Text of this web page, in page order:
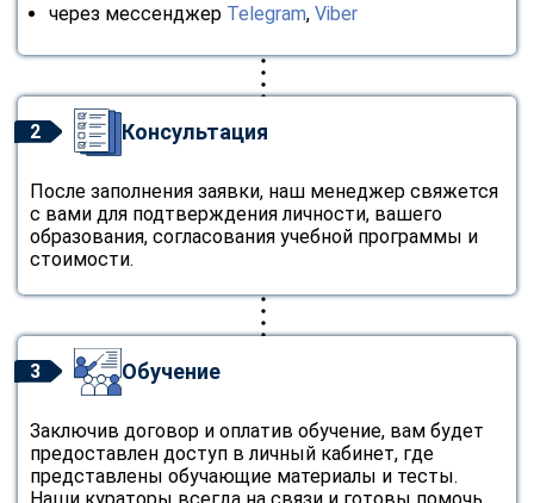
через мессенджер Telegram, Viber
2 Консультация
После заполнения заявки, наш менеджер свяжется
с вами для подтверждения личности, вашего
образования, согласования учебной программы и
стоимости.
3 Обучение
Заключив договор и оплатив обучение, вам будет
предоставлен доступ в личный кабинет, где
представлены обучающие материалы и тесты.
Telegram WhatsApp
Max